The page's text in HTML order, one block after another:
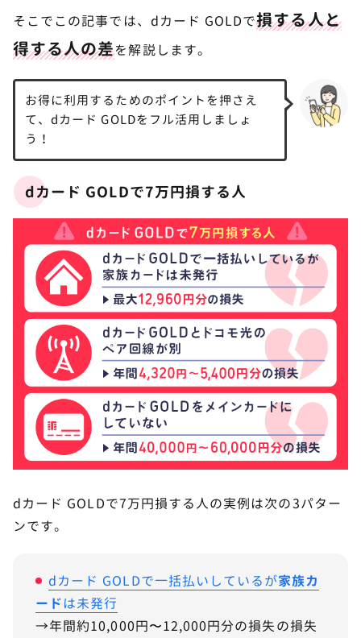
そこでこの記事では、dカード GOLDで損する人と
得する人の差を解説します。
お得に利用するためのポイントを押さえ
て、dカード GOLDをフル活用しましょ
う！
dカード GOLDで7万円損する人
dカード GOLDで7万円損する人の実例は次の3パター
ンです。
dカード GOLDで一括払いしているが家族カ
ードは未発行
→年間約10,000円〜12,000円分の損失の損失